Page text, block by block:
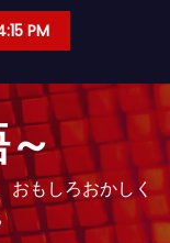
PM
おもしろおかしく